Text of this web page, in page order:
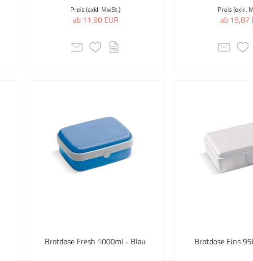
Preis (exkl. MwSt.)
ab 11,90 EUR
Preis (exkl.
ab 15,87
Brotdose Fresh 1000ml - Blau Brotdose Eins